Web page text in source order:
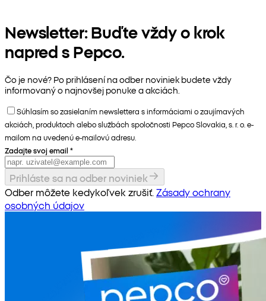
Newsletter: Buďte vždy o krok
napred s Pepco.
Čo je nové? Po prihlásení na odber noviniek budete vždy
informovaný o najnovšej ponuke a akciách.
Súhlasím so zasielaním newslettera s informáciami o zaujímavých
akciách, produktoch alebo službách spoločnosti Pepco Slovakia, s. r. o. e-
mailom na uvedenú e-mailovú adresu.
Zadajte svoj email *
Prihláste sa na odber noviniek
Odber môžete kedykoľvek zrušiť. Zásady ochrany
osobných údajov